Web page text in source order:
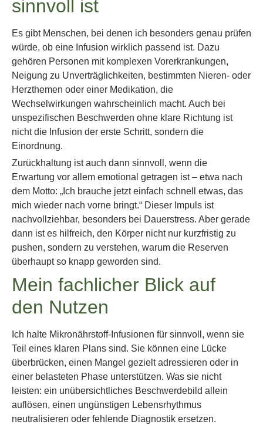
sinnvoll ist
Es gibt Menschen, bei denen ich besonders genau prüfen
würde, ob eine Infusion wirklich passend ist. Dazu
gehören Personen mit komplexen Vorerkrankungen,
Neigung zu Unverträglichkeiten, bestimmten Nieren- oder
Herzthemen oder einer Medikation, die
Wechselwirkungen wahrscheinlich macht. Auch bei
unspezifischen Beschwerden ohne klare Richtung ist
nicht die Infusion der erste Schritt, sondern die
Einordnung.
Zurückhaltung ist auch dann sinnvoll, wenn die
Erwartung vor allem emotional getragen ist – etwa nach
dem Motto: „Ich brauche jetzt einfach schnell etwas, das
mich wieder nach vorne bringt.“ Dieser Impuls ist
nachvollziehbar, besonders bei Dauerstress. Aber gerade
dann ist es hilfreich, den Körper nicht nur kurzfristig zu
pushen, sondern zu verstehen, warum die Reserven
überhaupt so knapp geworden sind.
Mein fachlicher Blick auf
den Nutzen
Ich halte Mikronährstoff-Infusionen für sinnvoll, wenn sie
Teil eines klaren Plans sind. Sie können eine Lücke
überbrücken, einen Mangel gezielt adressieren oder in
einer belasteten Phase unterstützen. Was sie nicht
leisten: ein unübersichtliches Beschwerdebild allein
auflösen, einen ungünstigen Lebensrhythmus
neutralisieren oder fehlende Diagnostik ersetzen.